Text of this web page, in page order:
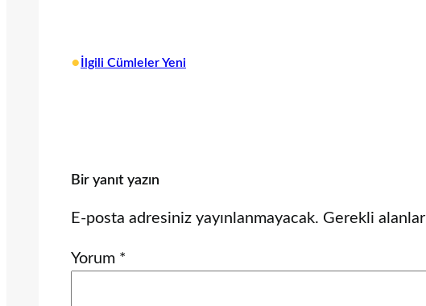
• İlgili Cümleler Yeni
Bir yanıt yazın
E-posta adresiniz yayınlanmayacak. Gerekli alanlar
Yorum *